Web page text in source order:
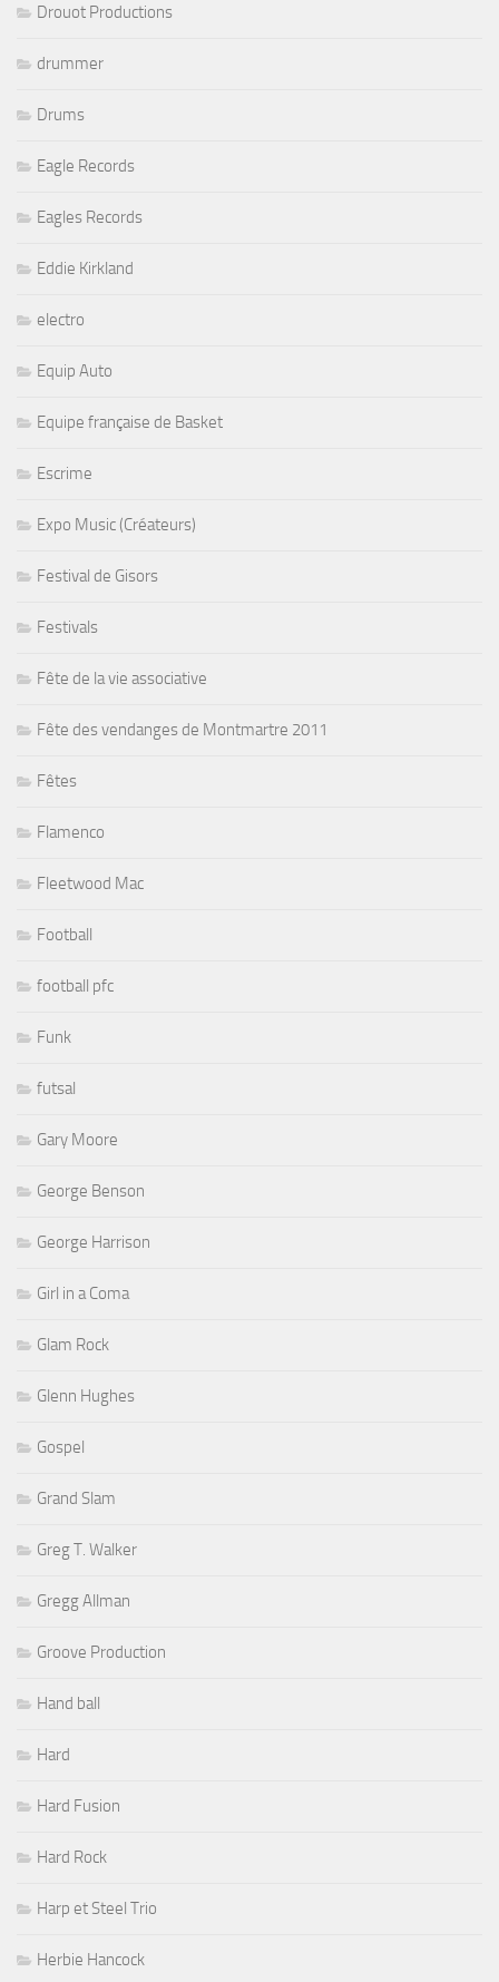
Drouot Productions
drummer
Drums
Eagle Records
Eagles Records
Eddie Kirkland
electro
Equip Auto
Equipe française de Basket
Escrime
Expo Music (Créateurs)
Festival de Gisors
Festivals
Fête de la vie associative
Fête des vendanges de Montmartre 2011
Fêtes
Flamenco
Fleetwood Mac
Football
football pfc
Funk
futsal
Gary Moore
George Benson
George Harrison
Girl in a Coma
Glam Rock
Glenn Hughes
Gospel
Grand Slam
Greg T. Walker
Gregg Allman
Groove Production
Hand ball
Hard
Hard Fusion
Hard Rock
Harp et Steel Trio
Herbie Hancock